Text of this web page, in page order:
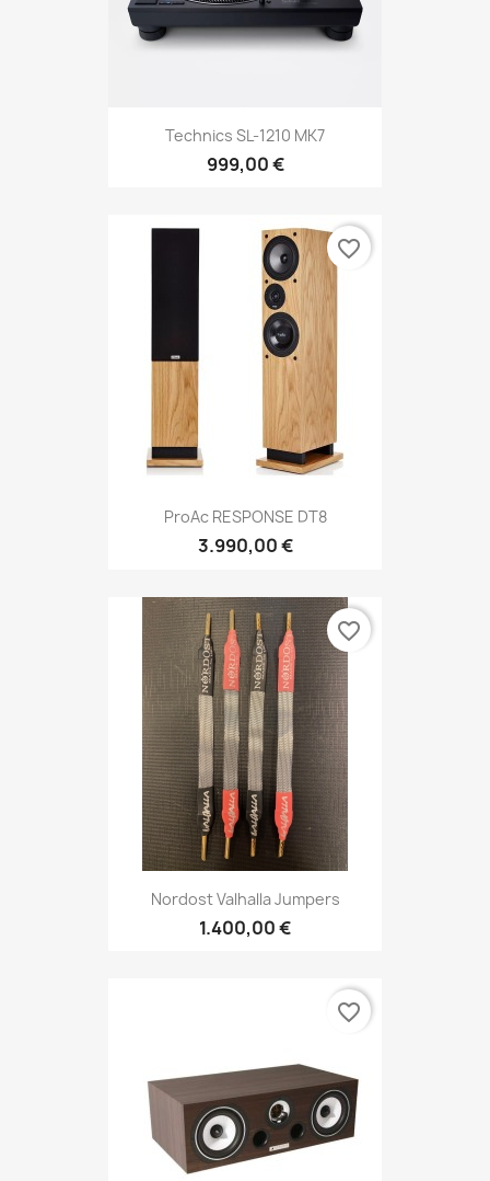
Technics SL-1210 MK7
999,00 €
ProAc RESPONSE DT8
3.990,00 €
favorite_border
Nordost Valhalla Jumpers
1.400,00 €
favorite_border
favorite_border